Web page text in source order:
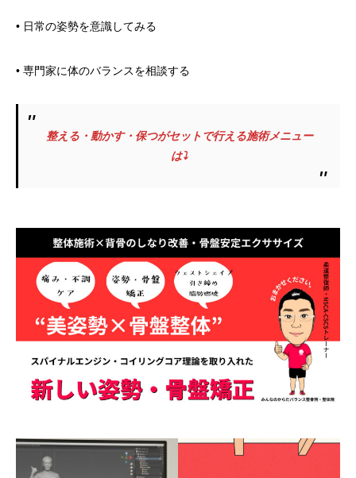
• 日常の姿勢を意識してみる
• 専門家に体のバランスを相談する
整える・動かす・保つがセットで行える施術メニュー
は⤵︎